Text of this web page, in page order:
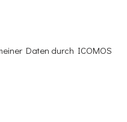
Daten durch ICOMOS